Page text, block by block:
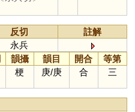
反切
註解
永兵
韻攝 韻目 開合
等第
梗 庚/庚 合 三